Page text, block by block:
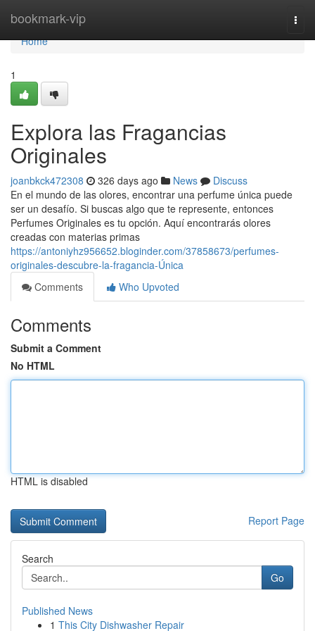
bookmark-vip
Home
Home
1
Explora las Fragancias
Originales
joanbkck472308 326 days ago News
Discuss
En el mundo de las olores, encontrar una perfume única puede
ser un desafío. Si buscas algo que te represente, entonces
Perfumes Originales es tu opción. Aquí encontrarás olores
creadas con materias primas
https://antoniyhz956652.bloginder.com/37858673/perfumes-
originales-descubre-la-fragancia-Única
Comments
Who Upvoted
Comments
Submit a Comment
No HTML
HTML is disabled
Report Page
Search
Go
Published News
1 This City Dishwasher Repair